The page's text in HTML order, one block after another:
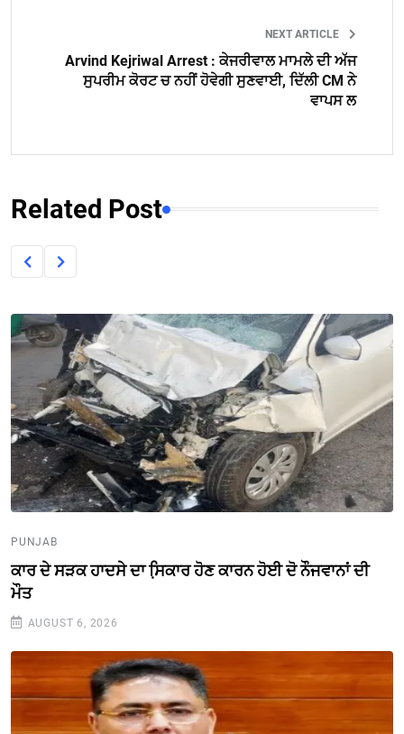
NEXT ARTICLE
Arvind Kejriwal Arrest : ਕੇਜਰੀਵਾਲ ਮਾਮਲੇ ਦੀ ਅੱਜ
ਸੁਪਰੀਮ ਕੋਰਟ ਚ ਨਹੀਂ ਹੋਵੇਗੀ ਸੁਣਵਾਈ, ਦਿੱਲੀ CM ਨੇ
ਵਾਪਸ ਲ
Related Post
PUNJAB
ਕਾਰ ਦੇ ਸੜਕ ਹਾਦਸੇ ਦਾ ਸਿ਼ਕਾਰ ਹੋਣ ਕਾਰਨ ਹੋਈ ਦੋ ਨੌਜਵਾਨਾਂ ਦੀ
ਮੌਤ
AUGUST 6, 2026